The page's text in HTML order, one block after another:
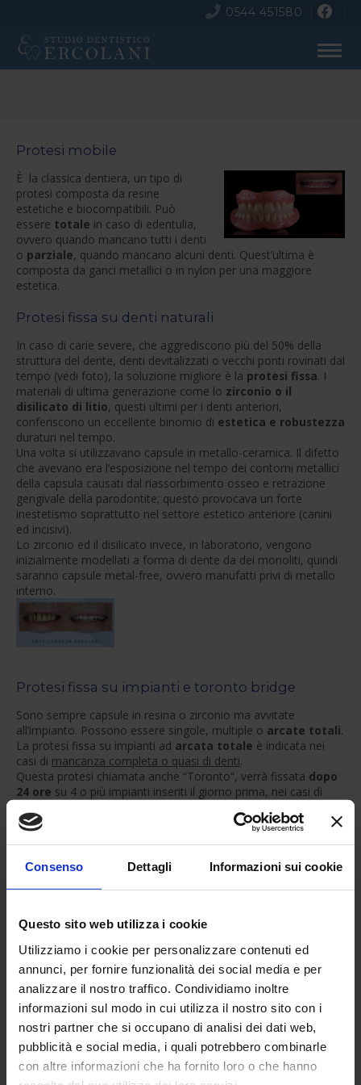
Consenso Dettagli Informazioni sui cookie
Questo sito web utilizza i cookie
Utilizziamo i cookie per personalizzare contenuti ed
annunci, per fornire funzionalità dei social media e per
analizzare il nostro traffico. Condividiamo inoltre
informazioni sul modo in cui utilizza il nostro sito con i
nostri partner che si occupano di analisi dei dati web,
pubblicità e social media, i quali potrebbero combinarle
con altre informazioni che ha fornito loro o che hanno
0544 451580
Protesi mobile
È la classica dentiera, un tipo di
protesi composta da resine
estetiche e biocompatibili. Può
essere totale in caso di edentulia,
ovvero quando mancano tutti i denti
o parziale, quando mancano alcuni denti. Quest’ultima è
composta da ganci metallici o in nylon per una maggiore
estetica.
Protesi fissa su denti naturali
In caso di carie severe, che aggrediscono più del 50% della
struttura del dente, denti devitalizzati o vecchi ponti rovinati dal
tempo (vedi foto), la soluzione migliore è la protesi fissa. I
materiali di ultima generazione come lo zirconio o il
disilicato di litio, questi ultimi per i denti anteriori,
conferiscono un eccellente binomio di estetica e robustezza
duraturi nel tempo.
Una volta si utilizzavano capsule in metallo-ceramica. Il difetto
che avevano era l’esposizione nel tempo dei contorni metallici
della capsula causati dal riassorbimento osseo e retrazione
gengivale della parodontite; questo provocava un forte
inestetismo soprattutto nel settore estetico anteriore (canini
ed incisivi).
Lo zirconio ed il disilicato invece, in laboratorio, vengono
inizialmente modellati a forma di dente da dei monoliti, quindi
saranno capsule metal-free, ovvero manufatti privi di metallo
interno.
Protesi fissa su impianti e toronto bridge
Sono sempre capsule in resina o zirconio ma avvitate
all’impianto. Possono essere singole, multiple o arcate totali.
La protesi fissa su impianti ad arcata totale è indicata nei
casi di mancanza completa o quasi di denti.
Questa protesi chiamata anche “Toronto”, verrà fissata dopo
24 ore su 4 o più impianti inseriti il giorno prima, nei casi di
classiche sono enormi:
Sono fisse
: eliminano il disagio
24hdall’inserimento degli impianti
evitando dentiere provvisorie
Risultato estetico ottimale sin da subito
Il passaggio dall’impianto all’avvitamento della capsula
oresi chiama carico immediatoed è possibile anche per
singoli o multipli impianti; ma quando scegliere questo tipo di
trattamento?
Ovviamente dopo una corretta e approfondita anamnesi
medica e radiologica.